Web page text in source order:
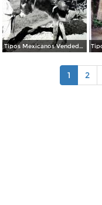
Tipos Mexicanos Vendedor de loza.
1 2